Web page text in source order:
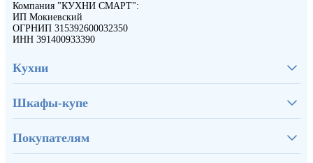
Компания "КУХНИ СМАРТ":
ИП Мокиевский
ОГРНИП 315392600032350
ИНН 391400933390
Кухни
Шкафы-купе
Покупателям